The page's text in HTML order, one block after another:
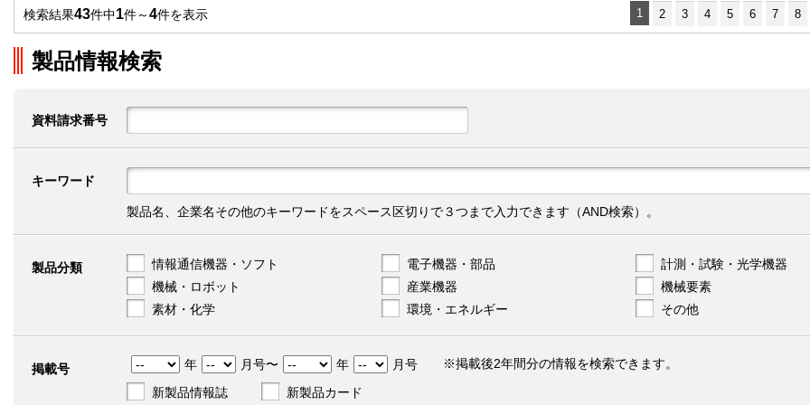
検索結果43件中1件～4件を表示 1 2 3 4 5 6 7 8
製品情報検索
資料請求番号
キーワード
製品名、企業名その他のキーワードをスペース区切りで３つまで入力できます（AND検索）。
製品分類 情報通信機器・ソフト 電子機器・部品
計測・試験・光学機器
機械・ロボット
産業機器
機械要素
素材・化学
環境・エネルギー その他
掲載号 年 月号〜 年
月号
新製品情報誌
新製品カード
※掲載後2年間分の情報を検索できます。